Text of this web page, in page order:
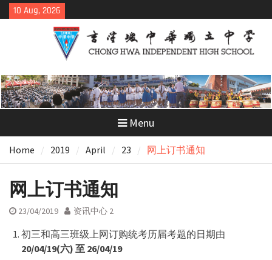
Skip
to
10 Aug, 2026
Menu
Home 2019 April 23 网上订书通知
网上订书通知
23/04/2019 资讯中心 2
初三和高三班级上网订购统考历届考题的日期由
20/04/19(六) 至 26/04/19